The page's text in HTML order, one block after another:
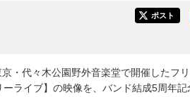
ポスト
・代々木公園野外音楽堂で開催したフ
ライブ】の映像を、バンド結成5周年